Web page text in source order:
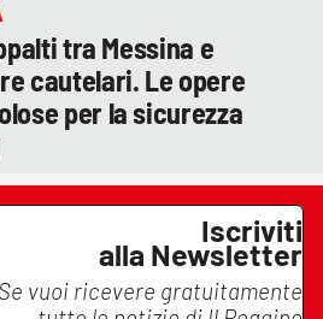
tra Messina e
cautelari. Le opere
per la sicurezza
Iscriviti
alla Newsletter
Se vuoi ricevere gratuitamente